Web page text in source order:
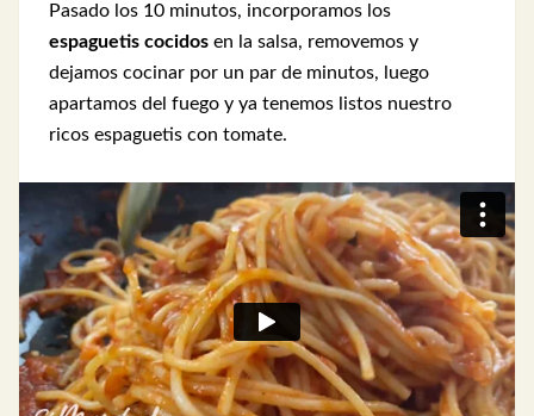
Pasado los 10 minutos, incorporamos los
espaguetis cocidos en la salsa, removemos y
dejamos cocinar por un par de minutos, luego
apartamos del fuego y ya tenemos listos nuestro
ricos espaguetis con tomate.